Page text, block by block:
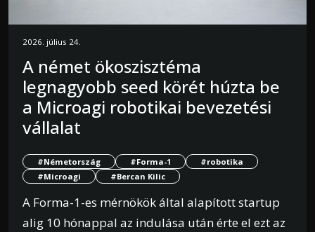
2026. július 24.
A német ökoszisztéma
legnagyobb seed körét húzta be
a Microagi robotikai bevezetési
vállalat
#Németország #Forma-1
#robotika
#Microagi
#Bercan Kilic
A Forma-1-es mérnökök által alapított startup
alig 10 hónappal az indulása után érte el ezt az